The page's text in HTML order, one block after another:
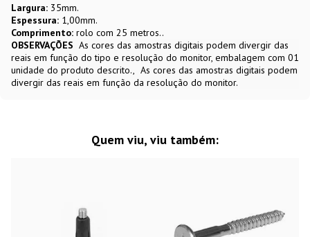
Largura: 35mm.
Espessura: 1,00mm.
Comprimento: rolo com 25 metros..
OBSERVAÇÕES As cores das amostras digitais podem divergir das
reais em função do tipo e resolução do monitor, embalagem com 01
unidade do produto descrito.
As cores das amostras digitais podem
divergir das reais em função da resolução do monitor.
Quem viu, viu também: